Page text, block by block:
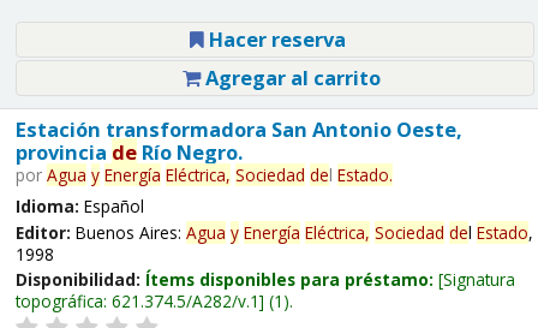
Hacer reserva
Agregar al carrito
Estación transformadora San Antonio Oeste,
provincia deRío Negro.
por Agua y Energía Eléctrica, Sociedad del Estado.
Idioma: Español
Editor: Buenos Aires: Agua y Energía Eléctrica, Sociedad del Estado,
1998
Disponibilidad: Ítems disponibles para préstamo: Signatura
topográfica: 621.374.5/A282/v.1 (1).